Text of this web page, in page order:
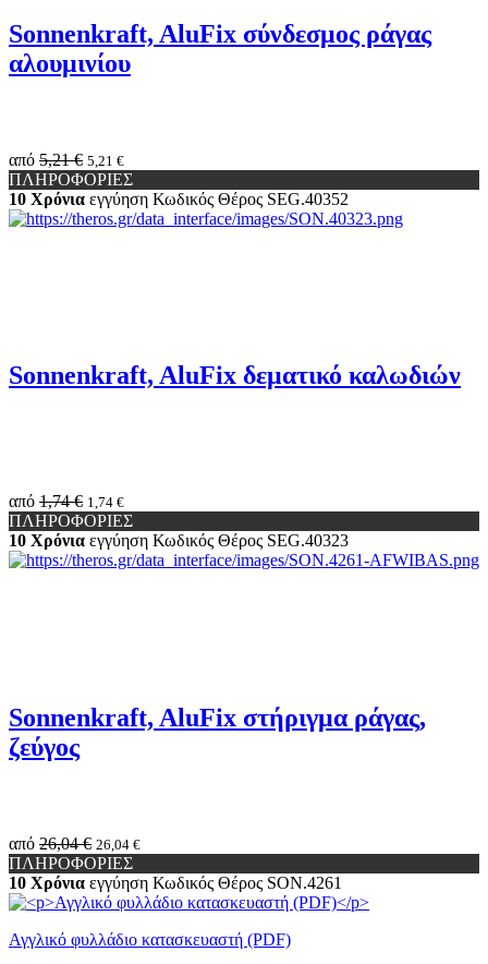
Sonnenkraft, AluFix σύνδεσμος ράγας
αλουμινίου
από 5,21 € 5,21 €
ΠΛΗΡΟΦΟΡΙΕΣ
10 Χρόνια εγγύηση Κωδικός Θέρος SEG.40352
Sonnenkraft, AluFix δεματικό καλωδιών
από 1,74 € 1,74 €
ΠΛΗΡΟΦΟΡΙΕΣ
10 Χρόνια εγγύηση Κωδικός Θέρος SEG.40323
Sonnenkraft, AluFix στήριγμα ράγας,
ζεύγος
από 26,04 € 26,04 €
ΠΛΗΡΟΦΟΡΙΕΣ
10 Χρόνια εγγύηση Κωδικός Θέρος SON.4261
Αγγλικό φυλλάδιο κατασκευαστή (PDF)